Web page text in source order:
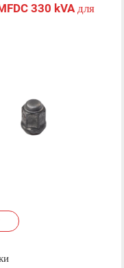
330 kVA для